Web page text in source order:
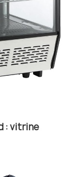
: vitrine